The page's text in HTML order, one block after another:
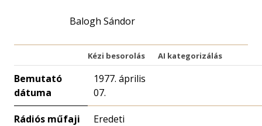
Balogh Sándor
Kézi besorolás AI kategorizálás
Bemutató
dátuma
1977. április
07.
Rádiós műfaji
Eredeti